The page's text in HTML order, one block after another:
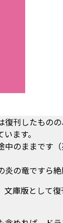
復刊したもの
ます。
中のままです
の竜ですら絶
文庫版として